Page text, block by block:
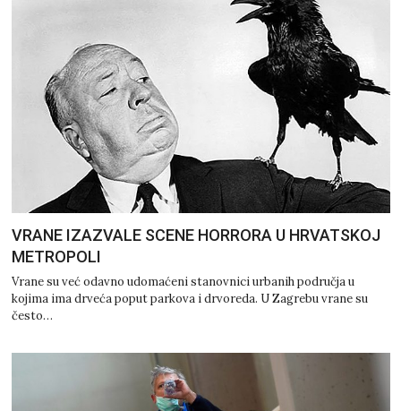
VRANE IZAZVALE SCENE HORRORA U HRVATSKOJ
METROPOLI
Vrane su već odavno udomaćeni stanovnici urbanih područja u
kojima ima drveća poput parkova i drvoreda. U Zagrebu vrane su
često…